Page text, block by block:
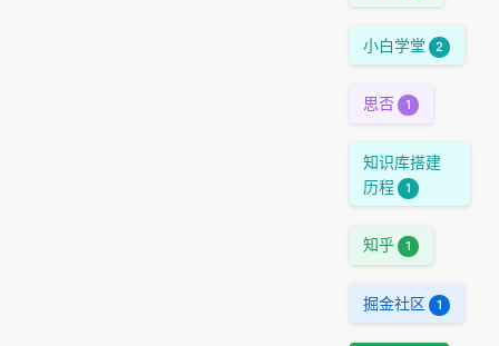
小白学堂 2
思否 1
知识库搭建
历程
1
知乎 1
掘金社区 1